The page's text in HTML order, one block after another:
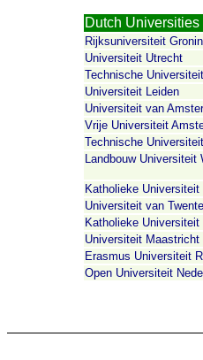
Dutch Universities
Rijksuniversiteit
Universiteit Utrecht
Technische
Universiteit Leiden
Universiteit van
Vrije Universiteit
Technische
Landbouw Universiteit
Katholieke Universiteit
Universiteit van Twente
Katholieke Universiteit
Universiteit Maastricht
Erasmus Universiteit
Open Universiteit